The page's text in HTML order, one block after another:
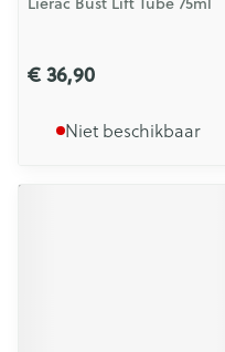
€ 36,90
Niet beschikbaar